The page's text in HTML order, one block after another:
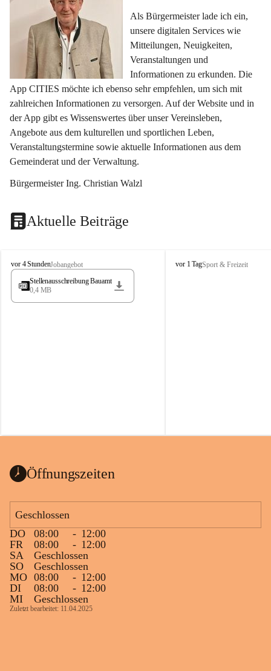
Als Bürgermeister lade ich ein,
unsere digitalen Services wie
Mitteilungen, Neuigkeiten,
Veranstaltungen und
Informationen zu erkunden. Die
App CITIES möchte ich ebenso sehr empfehlen, um sich mit
zahlreichen Informationen zu versorgen. Auf der Website und in
der App gibt es Wissenswertes über unser Vereinsleben,
Angebote aus dem kulturellen und sportlichen Leben,
Veranstaltungstermine sowie aktuelle Informationen aus dem
Gemeinderat und der Verwaltung.
Bürgermeister Ing. Christian Walzl
Aktuelle Beiträge
S
t
s
vor 4 StundenJobangebot
Stellenausschreibung Bauamt
0,4 MB
S
vor 1 TagSport & Freizeit
Öffnungszeiten
Geschlossen
DO
08:00 - 12:00
FR
08:00 - 12:00
SA
Geschlossen
SO
Geschlossen
MO 08:00 - 12:00
DI
08:00 - 12:00
MI
Geschlossen
Zuletzt bearbeitet: 11.04.2025